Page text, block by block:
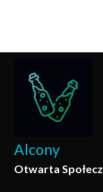
Alcony
Otwarta